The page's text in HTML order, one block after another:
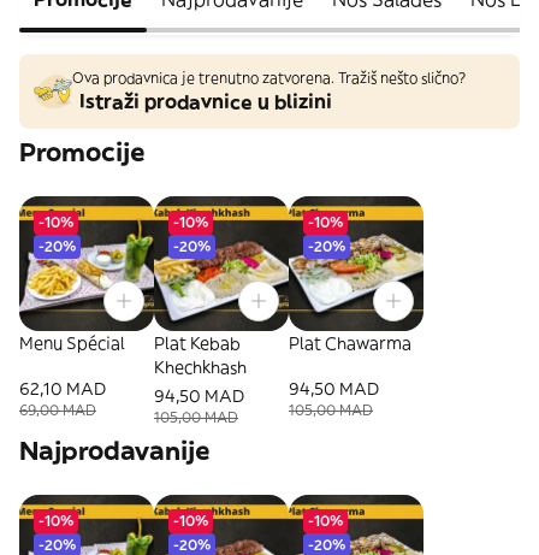
Ova prodavnica je trenutno zatvorena. Tražiš nešto slično?
Istraži prodavnice u blizini
Promocije
-10%
-20%
Menu Spécial
62,10 MAD
69,00 MAD
-10%
-20%
Plat Kebab
Khechkhash
94,50 MAD
105,00 MAD
-10%
-20%
Plat Chawarma
94,50 MAD
105,00 MAD
Najprodavanije
-10%
-20%
-10%
-20%
-10%
-20%